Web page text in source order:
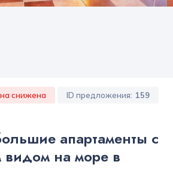
снижена ID предложения: 159
апартаменты с
на море в